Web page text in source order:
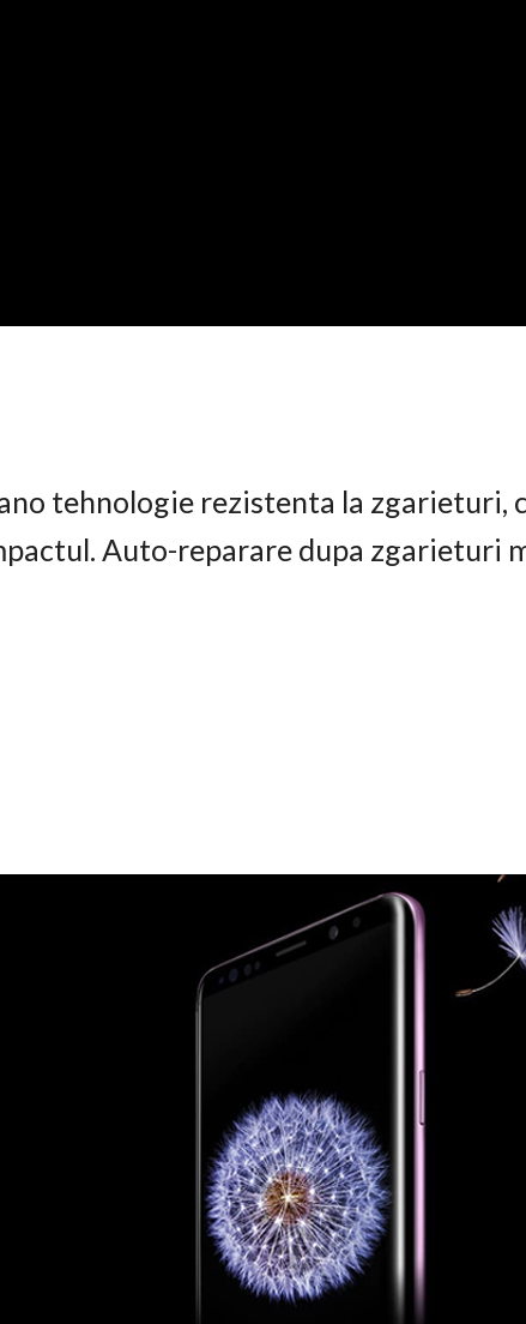
tehnologie rezistenta la zgarieturi,
Auto-reparare dupa zgarieturi